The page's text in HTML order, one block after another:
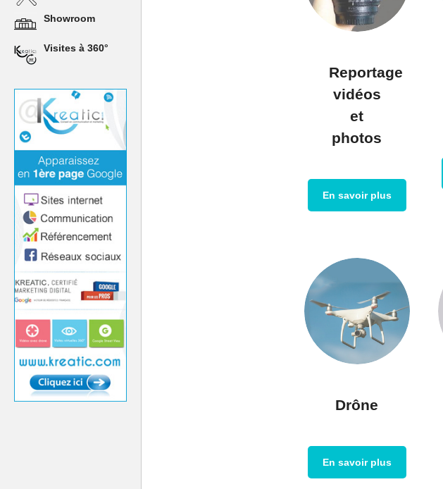
Showroom
Visites à 360°
Reportage
vidéos
et
photos
En savoir plus
Drône
En savoir plus